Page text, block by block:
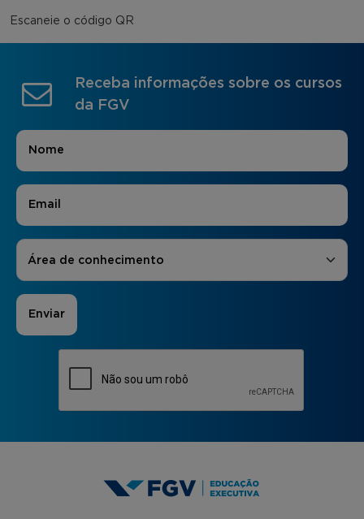
Escaneie o código QR
Receba informações sobre os cursos
da FGV
Nome
E-mail
Áreas de Interesse
Área de conhecimento